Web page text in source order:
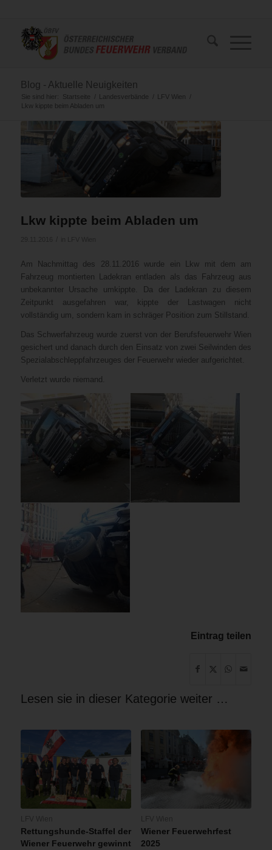
Blog - Aktuelle Neuigkeiten
Sie sind hier: Startseite / Landesverbände / LFV Wien
/
Lkw kippte beim Abladen um
Lkw kippte beim Abladen um
Am Nachmittag des 28.11.2016 wurde ein Lkw mit dem am
Fahrzeug montierten Ladekran entladen als das Fahrzeug aus
unbekannter Ursache umkippte. Da der Ladekran zu diesem
Zeitpunkt ausgefahren war, kippte der Lastwagen nicht
vollständig um, sondern kam in schräger Position zum Stillstand.
Das Schwerfahrzeug wurde zuerst von der Berufsfeuerwehr Wien
gesichert und danach durch den Einsatz von zwei Seilwinden des
Spezialabschleppfahrzeuges der Feuerwehr wieder aufgerichtet.
Verletzt wurde niemand.
Eintrag teilen
Lesen sie in dieser Kategorie weiter …
Rettungshunde-Staffel der
Wiener Feuerwehr gewinnt
Wiener Feuerwehrfest
2025